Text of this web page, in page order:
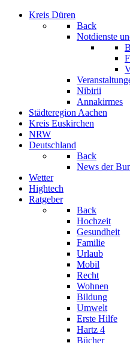
Kreis Düren
Back
Notdienste
Nibirii
Annakirmes
Städteregion Aachen
Kreis Euskirchen
NRW
Deutschland
Back
News der
Wetter
Hightech
Ratgeber
Back
Hochzeit
Gesundheit
Familie
Urlaub
Mobil
Recht
Wohnen
Bildung
Umwelt
Erste Hilfe
Hartz 4
Bücher